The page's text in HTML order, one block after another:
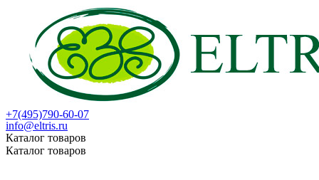
+7(495)790-60-07
info@eltris.ru
Каталог товаров
Каталог товаров